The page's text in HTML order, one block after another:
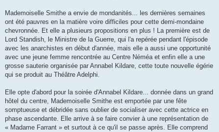
Mademoiselle Smithe a envie de mondanités... les dernières semaines
ont été pauvres en la matière voire difficiles pour cette demi-mondaine
chevronnée. Et elle a plusieurs propositions en plus ! La première est de
Lord Standish, le Ministre de la Guerre, qui l'a repérée pendant l'épisode
avec les anarchistes en début d'année, mais elle a aussi une opportunité
avec une jeune femme rencontrée au Centre Néméa et enfin elle a une
grosse sauterie organisée par Annabel Kildare, cette toute nouvelle égérie
qui se produit au Théâtre Adelphi.
Elle opte d'abord pour la soirée d'Annabel Kildare... donnée dans un grand
hôtel du centre, Mademoiselle Smithe est emportée par une fête
somptueuse et débridée sans oublier de socialiser avec cette actrice en
phase ascendante. Elle arrive à se faire convier à une représentation de
« Madame Farrant » et surtout à ce qu'il se passe après. Elle comprend